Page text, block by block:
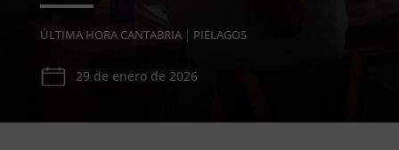
ÚLTIMA HORA CANTABRIA| PIELAGOS
29 de enero de 2026